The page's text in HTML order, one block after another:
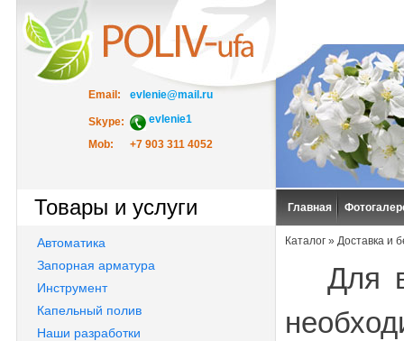
Email: evlenie@mail.ru
Skype:
evlenie1
Mob:
+7 903 311 4052
Товары и услуги
Автоматика
Запорная арматура
Инструмент
Капельный полив
Наши разработки
Главная
Каталог » Доставка и
Для